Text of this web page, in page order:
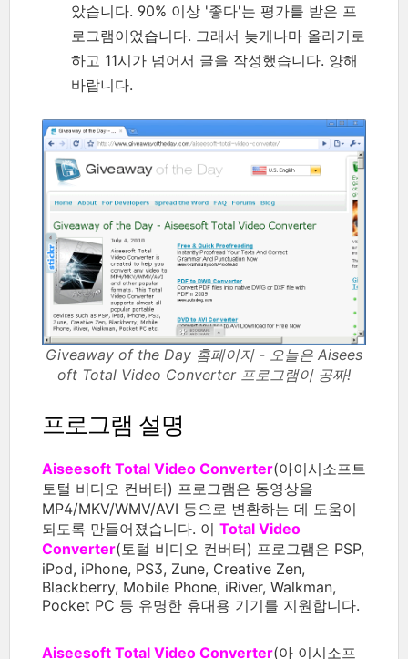
았습니다. 90% 이상 '좋다'는 평가를 받은 프
로그램이었습니다. 그래서 늦게나마 올리기로
하고 11시가 넘어서 글을 작성했습니다. 양해
바랍니다.
Giveaway of the Day 홈페이지 - 오늘은 Aisees
oft Total Video Converter 프로그램이 공짜!
프로그램 설명
Aiseesoft Total Video Converter(아이시소프트
토털 비디오 컨버터) 프로그램은 동영상을
MP4/MKV/WMV/AVI 등으로 변환하는 데 도움이
되도록 만들어졌습니다. 이 Total Video
Converter(토털 비디오 컨버터) 프로그램은 PSP,
iPod, iPhone, PS3, Zune, Creative Zen,
Blackberry, Mobile Phone, iRiver, Walkman,
Pocket PC 등 유명한 휴대용 기기를 지원합니다.
Aiseesoft Total Video Converter(아 이시소프